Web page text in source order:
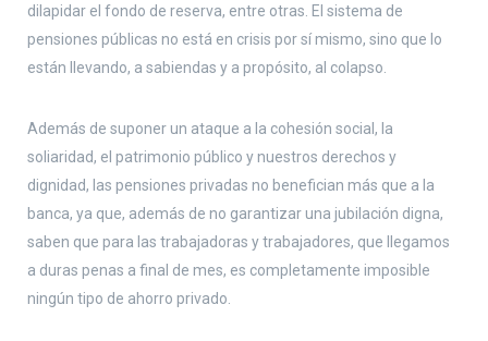
dilapidar el fondo de reserva, entre otras. El sistema de
pensiones públicas no está en crisis por sí mismo, sino que lo
están llevando, a sabiendas y a propósito, al colapso.
Además de suponer un ataque a la cohesión social, la
soliaridad, el patrimonio público y nuestros derechos y
dignidad, las pensiones privadas no benefician más que a la
banca, ya que, además de no garantizar una jubilación digna,
saben que para las trabajadoras y trabajadores, que llegamos
a duras penas a final de mes, es completamente imposible
ningún tipo de ahorro privado.